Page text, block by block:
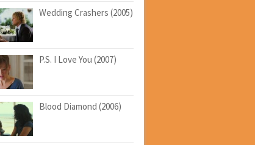
Wedding Crashers (2005)
P.S. I Love You (2007)
Blood Diamond (2006)